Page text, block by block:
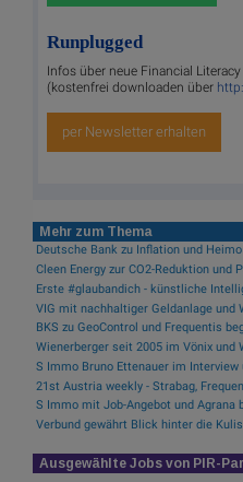
Runplugged
Infos über neue Financial
(kostenfrei downloaden über
per Newsletter erhalten
Mehr zum Thema
Ausgewählte Jobs von PIR-